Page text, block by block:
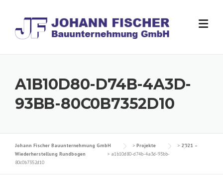
content
A1B10D80-D74B-4A3D-
93BB-80C0B7352D10
Johann Fischer Bauunternehmung GmbH > Projekte > 2021 –
Wiederherstellung Rundbogen
> a1b10d80-d74b-4a3d-93bb-
80c0b7352d10